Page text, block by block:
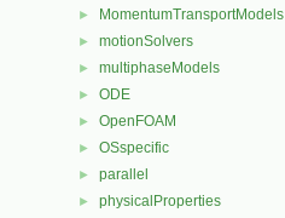
► MomentumTransportModels
► motionSolvers
► multiphaseModels
► ODE
► OpenFOAM
► OSspecific
► parallel
► physicalProperties